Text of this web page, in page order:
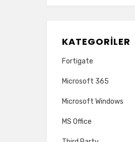
KATEGORILER
Fortigate
Microsoft 365
Microsoft Windows
MS Office